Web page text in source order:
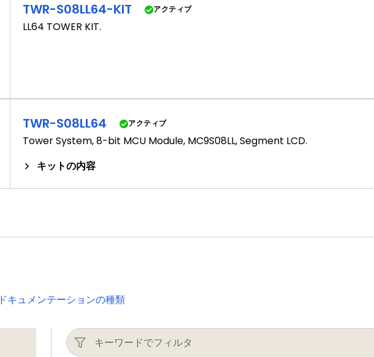
TWR-S08LL64-KIT アクティブ
LL64 TOWER KIT.
TWR-S08LL64 アクティブ
Tower System, 8-bit MCU Module, MC9S08LL, Segment LCD.
キットの内容
ドキュメンテーションの種類